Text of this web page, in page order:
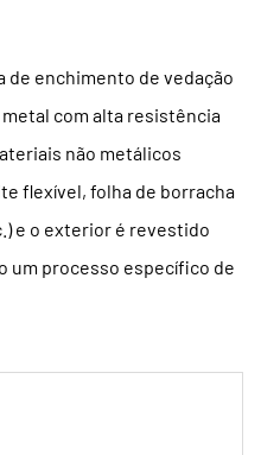
de enchimento de vedação
com alta resistência
não metálicos
flexível, folha de borracha
e o exterior é revestido
um processo específico de